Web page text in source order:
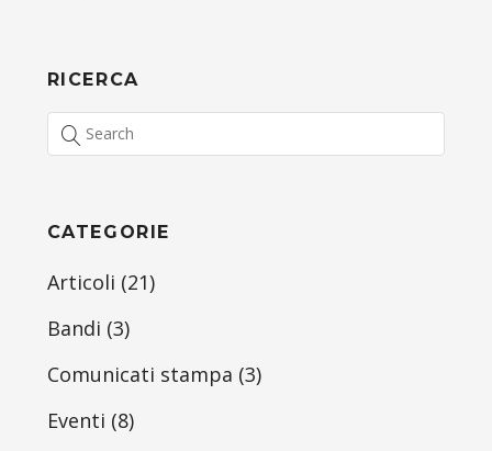
RICERCA
CATEGORIE
Articoli (21)
Bandi (3)
Comunicati stampa (3)
Eventi (8)